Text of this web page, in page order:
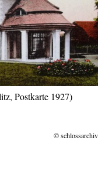
Postkarte 1927)
©